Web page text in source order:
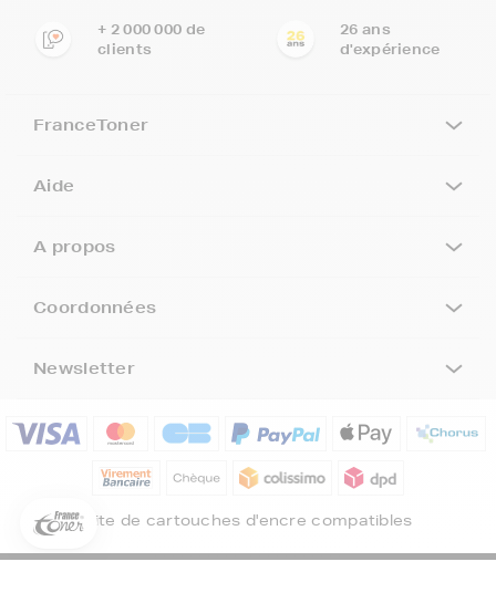
+ 2 000 000 de
clients
26 ans
d'expérience
FranceToner
Aide
A propos
Coordonnées
Newsletter
Site de cartouches d'encre compatibles
Inscrivez-vous à notre newsletter, suivez notre actualité et
commande * !
Votre adresse email